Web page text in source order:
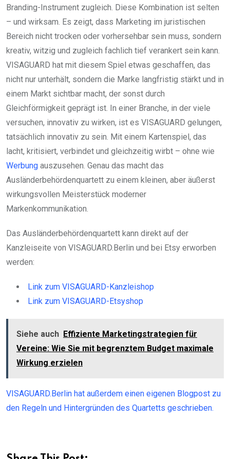
Branding-Instrument zugleich. Diese Kombination ist selten
– und wirksam. Es zeigt, dass Marketing im juristischen
Bereich nicht trocken oder vorhersehbar sein muss, sondern
kreativ, witzig und zugleich fachlich tief verankert sein kann.
VISAGUARD hat mit diesem Spiel etwas geschaffen, das
nicht nur unterhält, sondern die Marke langfristig stärkt und in
einem Markt sichtbar macht, der sonst durch
Gleichförmigkeit geprägt ist. In einer Branche, in der viele
versuchen, innovativ zu wirken, ist es VISAGUARD gelungen,
tatsächlich innovativ zu sein. Mit einem Kartenspiel, das
lacht, kritisiert, verbindet und gleichzeitig wirbt – ohne wie
Werbung auszusehen. Genau das macht das
Ausländerbehördenquartett zu einem kleinen, aber äußerst
wirkungsvollen Meisterstück moderner
Markenkommunikation.
Das Ausländerbehördenquartett kann direkt auf der
Kanzleiseite von VISAGUARD.Berlin und bei Etsy erworben
werden:
Link zum VISAGUARD-Kanzleishop
Link zum VISAGUARD-Etsyshop
Siehe auch Effiziente Marketingstrategien für
Vereine: Wie Sie mit begrenztem Budget maximale
Wirkung erzielen
VISAGUARD.Berlin hat außerdem einen eigenen Blogpost zu
den Regeln und Hintergründen des Quartetts geschrieben.